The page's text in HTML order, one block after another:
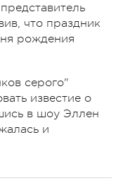
что праздник
рождения
серого"
известие о
в шоу Эллен
и